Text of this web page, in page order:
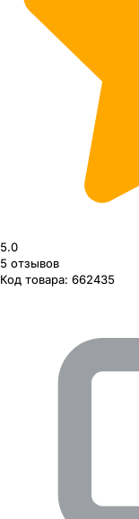
5.0
5 отзывов
Код товара: 662435